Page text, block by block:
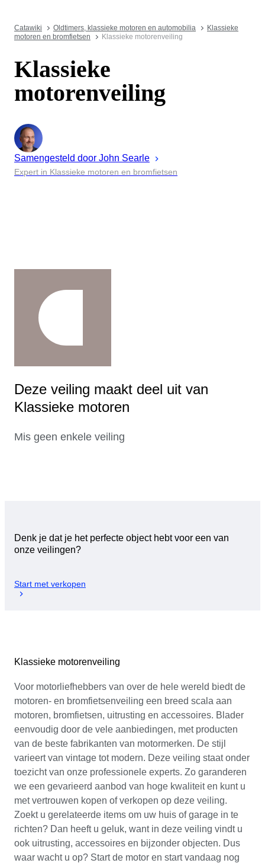
Catawiki Oldtimers, klassieke motoren en automobilia
Klassieke
motoren en bromfietsen
Klassieke motorenveiling
Klassieke
motorenveiling
Samengesteld door John Searle
Expert in Klassieke motoren en bromfietsen
Deze veiling maakt deel uit van
Klassieke motoren
Mis geen enkele veiling
Denk je dat je het perfecte object hebt voor een van
onze veilingen?
Start met verkopen
Klassieke motorenveiling
Voor motorliefhebbers van over de hele wereld biedt de
motoren- en bromfietsenveiling een breed scala aan
motoren, bromfietsen, uitrusting en accessoires. Blader
eenvoudig door de vele aanbiedingen, met producten
van de beste fabrikanten van motormerken. De stijl
varieert van vintage tot modern. Deze veiling staat onder
toezicht van onze professionele experts. Zo garanderen
we een gevarieerd aanbod van hoge kwaliteit en kunt u
met vertrouwen kopen of verkopen op deze veiling.
Zoekt u gerelateerde items om uw huis of garage in te
richten? Dan heeft u geluk, want in deze veiling vindt u
ook uitrusting, accessoires en bijzonder objecten. Dus
waar wacht u op? Start de motor en start vandaag nog